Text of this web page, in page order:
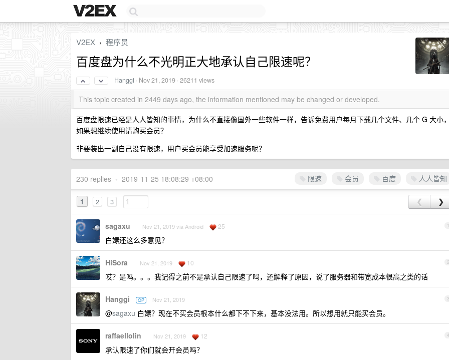
V2EX › 程序员
百度盘为什么不光明正大地承认自己限速呢？
Hanggi · Nov 21, 2019 · 26211 views
This topic created in 2449 days ago, the information mentioned may be changed or developed.
百度盘限速已经是人人皆知的事情，为什么不直接像国外一些软件一样，告诉免费用户每月下载几个文件、几个 G 大小，
如果想继续使用请购买会员？
非要装出一副自己没有限速，用户买会员能享受加速服务呢？
限速 会员 百度 人人皆知
230 replies • 2019-11-25 18:08:29 +08:00
1 2 3 ❮ ❯
1
sagaxu Nov 21, 2019 via Android 25
白嫖还这么多意见？
2
HiSora Nov 21, 2019 10
哎？是吗。。。我记得之前不是承认自己限速了吗，还解释了原因，说了服务器和带宽成本很高之类的话
3
Hanggi OP Nov 21, 2019
@sagaxu 白嫖？现在不买会员根本什么都下不下来，基本没法用。所以想用就只能买会员。
4
raffaellolin Nov 21, 2019 12
承认限速了你们就会开会员吗？